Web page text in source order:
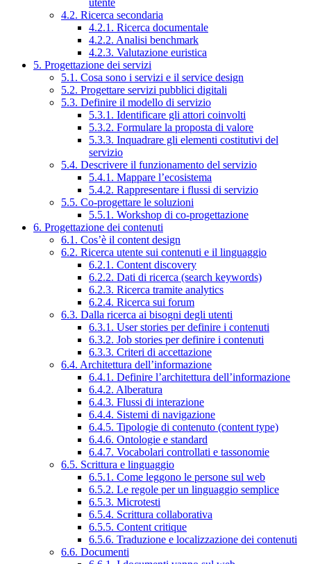
utente
4.2. Ricerca secondaria
4.2.1. Ricerca documentale
4.2.2. Analisi benchmark
4.2.3. Valutazione euristica
5. Progettazione dei servizi
5.1. Cosa sono i servizi e il service design
5.2. Progettare servizi pubblici digitali
5.3. Definire il modello di servizio
5.3.1. Identificare gli attori coinvolti
5.3.2. Formulare la proposta di valore
5.3.3. Inquadrare gli elementi costitutivi del
servizio
5.4. Descrivere il funzionamento del servizio
5.4.1. Mappare l’ecosistema
5.4.2. Rappresentare i flussi di servizio
5.5. Co-progettare le soluzioni
5.5.1. Workshop di co-progettazione
6. Progettazione dei contenuti
6.1. Cos’è il content design
6.2. Ricerca utente sui contenuti e il linguaggio
6.2.1. Content discovery
6.2.2. Dati di ricerca (search keywords)
6.2.3. Ricerca tramite analytics
6.2.4. Ricerca sui forum
6.3. Dalla ricerca ai bisogni degli utenti
6.3.1. User stories per definire i contenuti
6.3.2. Job stories per definire i contenuti
6.3.3. Criteri di accettazione
6.4. Architettura dell’informazione
6.4.1. Definire l’architettura dell’informazione
6.4.2. Alberatura
6.4.3. Flussi di interazione
6.4.4. Sistemi di navigazione
6.4.5. Tipologie di contenuto (content type)
6.4.6. Ontologie e standard
6.4.7. Vocabolari controllati e tassonomie
6.5. Scrittura e linguaggio
6.5.1. Come leggono le persone sul web
6.5.2. Le regole per un linguaggio semplice
6.5.3. Microtesti
6.5.4. Scrittura collaborativa
6.5.5. Content critique
6.5.6. Traduzione e localizzazione dei contenuti
6.6. Documenti